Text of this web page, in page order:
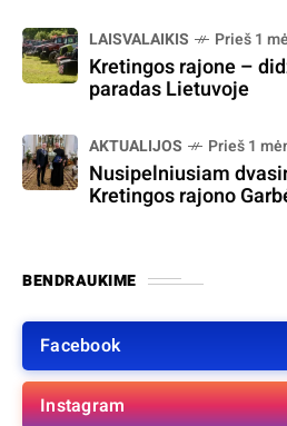
LAISVALAIKIS Prieš 1
Kretingos rajone –
paradas Lietuvoje
AKTUALIJOS Prieš 1
Nusipelniusiam
Kretingos rajono
BENDRAUKIME
Facebook
Instagram